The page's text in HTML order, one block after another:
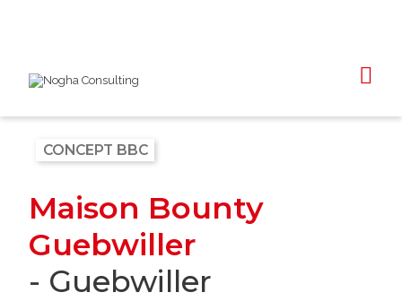
CONCEPT BBC
Maison Bounty
Guebwiller
- Guebwiller